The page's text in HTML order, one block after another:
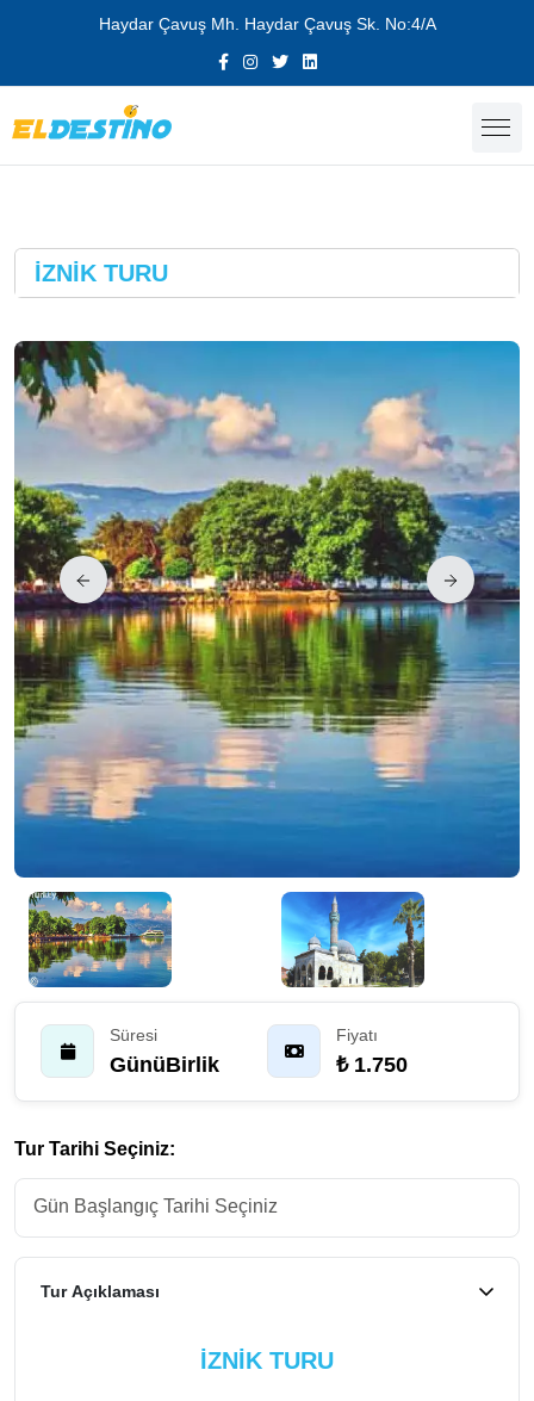
Haydar Çavuş Mh. Haydar Çavuş Sk. No:4/A
İZNİK TURU
Süresi
GünüBirlik
Fiyatı
₺ 1.750
Tur Tarihi Seçiniz:
Tur Açıklaması
İZNİK TURU